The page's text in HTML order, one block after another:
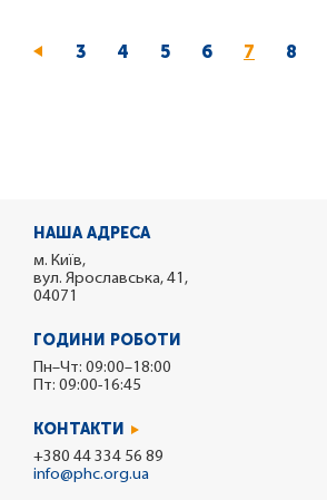
Page
3 Page
4 Page
5 Page
6
Поточна
7 8
НАША АДРЕСА
м. Київ,
вул. Ярославська, 41,
04071
ГОДИНИ РОБОТИ
Пн–Чт: 09:00–18:00
Пт: 09:00-16:45
КОНТАКТИ
+380 44 334 56 89
info@phc.org.ua